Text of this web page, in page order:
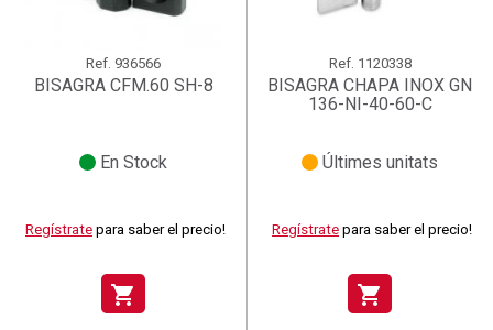
Ref. 936566
BISAGRA CFM.60 SH-8
En Stock
Regístrate para saber el precio!
shopping_cart
Ref. 1120338
BISAGRA CHAPA INOX GN
136-NI-40-60-C
Últimes unitats
Regístrate para saber el precio!
shopping_cart